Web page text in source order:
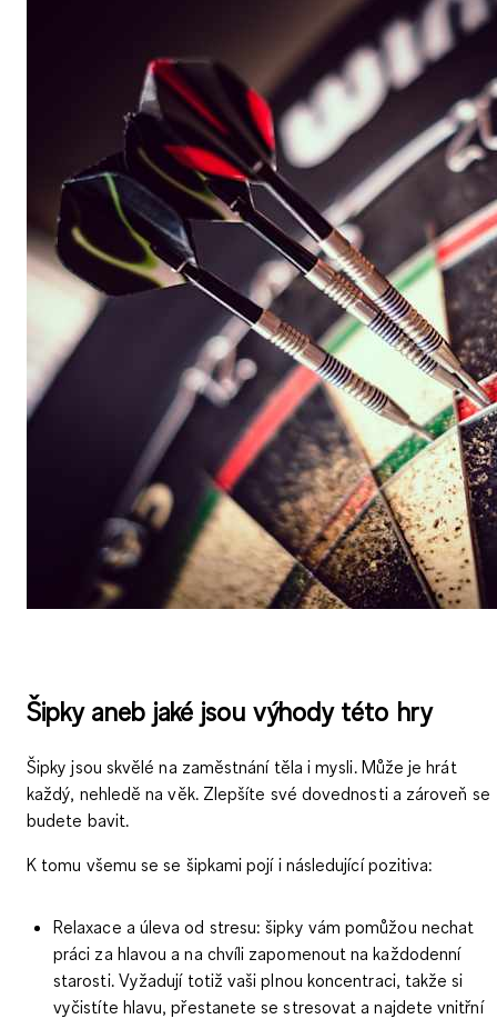
Šipky aneb jaké jsou výhody této hry
Šipky jsou skvělé na zaměstnání těla i mysli. Může je hrát
každý, nehledě na věk. Zlepšíte své dovednosti a zároveň se
budete bavit.
K tomu všemu se se šipkami pojí i následující pozitiva:
Relaxace a úleva od stresu: šipky vám pomůžou nechat
práci za hlavou a na chvíli zapomenout na každodenní
starosti. Vyžadují totiž vaši plnou koncentraci, takže si
vyčistíte hlavu, přestanete se stresovat a najdete vnitřní